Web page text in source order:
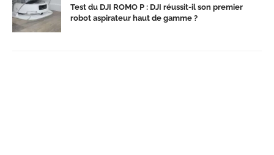
Test du DJI ROMO P : DJI réussit-il son premier
robot aspirateur haut de gamme ?